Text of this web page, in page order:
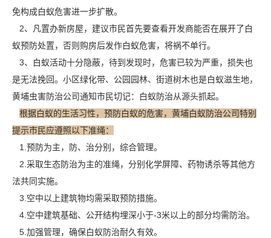
免构成白蚁危害进一步扩散。
2、凡置办新房屋，建议市民首先要查看开发商能否在展开了白
蚁预防处置，否则购房后发作白蚁危害，将祸不单行。
3、白蚁活动十分隐蔽，待到发现时，危害已较为严重，损失也
是无法挽回。小区绿化带、公园园林、街道树木也是白蚁滋生地，
黄埔虫害防治公司通知市民切记：白蚁防治从源头抓起。
根据白蚁的生活习性，预防白蚁的危害，黄埔白蚁防治公司特别
提示市民应遵照以下准绳：
1.预防为主，防、治分别，综合管理。
2.采取生态防治为主的准绳，分别 化学屏障、药物诱杀等其他方
法共同实施。
3.空中以上建筑物均需采取预防措施。
4.空中建筑基础、公开结构埋深小于-3米以上的部分均需防治。
5.加强管理，确保白蚁防治耐久有效。